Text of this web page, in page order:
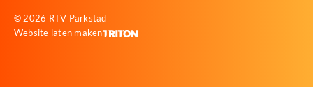
© 2026 RTV Parkstad
Website laten maken